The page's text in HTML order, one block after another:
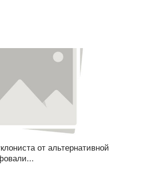
от альтернативной